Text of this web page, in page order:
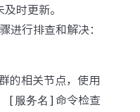
时更新。
进行排查和解决：
的相关节点，使用
服务名] 命令检查